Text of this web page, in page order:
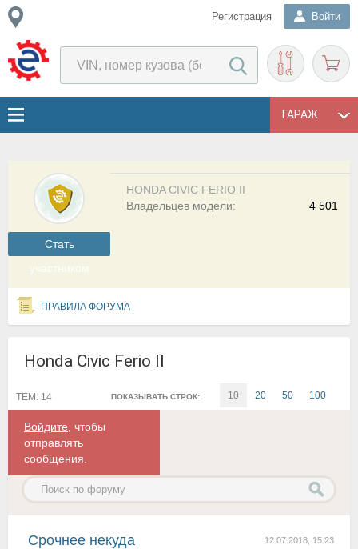
Регистрация Войти
ГАРАЖ
Cтать
участником
HONDA CIVIC FERIO II
4 501
Владельцев модели:
ПРАВИЛА ФОРУМА
Honda Civic Ferio II
ПОКАЗЫВАТЬ СТРОК: 10 20 50 100
ТЕМ: 14
Войдите , чтобы
отправлять
сообщения.
12.07.2018, 15:23
Срочнее некуда